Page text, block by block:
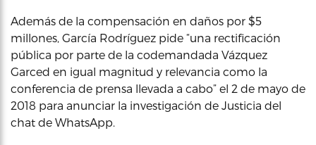
Además de la compensación en daños por $5
millones, García Rodríguez pide “una rectificación
pública por parte de la codemandada Vázquez
Garced en igual magnitud y relevancia como la
conferencia de prensa llevada a cabo” el 2 de mayo de
2018 para anunciar la investigación de Justicia del
chat de WhatsApp.